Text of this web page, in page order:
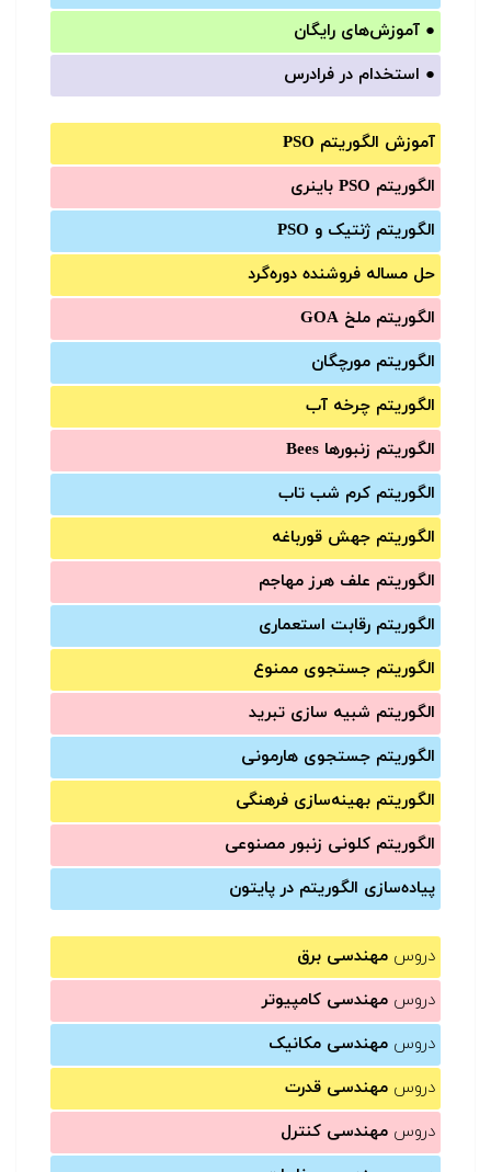
● آموزش‌های رایگان
● استخدام در فرادرس
آموزش الگوریتم PSO
الگوریتم PSO باینری
الگوریتم ژنتیک و PSO
حل مساله فروشنده دوره‌گرد
الگوریتم ملخ GOA
الگوریتم مورچگان
الگوریتم چرخه آب
الگوریتم زنبورها Bees
الگوریتم کرم شب تاب
الگوریتم جهش قورباغه
الگوریتم علف هرز مهاجم
الگوریتم رقابت استعماری
الگوریتم جستجوی ممنوع
الگوریتم شبیه سازی تبرید
الگوریتم جستجوی هارمونی
الگوریتم بهینه‌سازی فرهنگی
الگوریتم کلونی زنبور مصنوعی
پیاده‌سازی الگوریتم در پایتون
دروس مهندسی برق
دروس مهندسی کامپیوتر
دروس مهندسی مکانیک
دروس مهندسی قدرت
دروس مهندسی کنترل